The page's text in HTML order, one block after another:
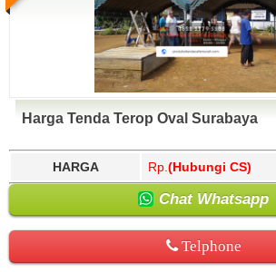
Harga Tenda Terop Oval Surabaya
HARGA Rp. (Hubungi CS)
Chat Whatsapp
Telphone